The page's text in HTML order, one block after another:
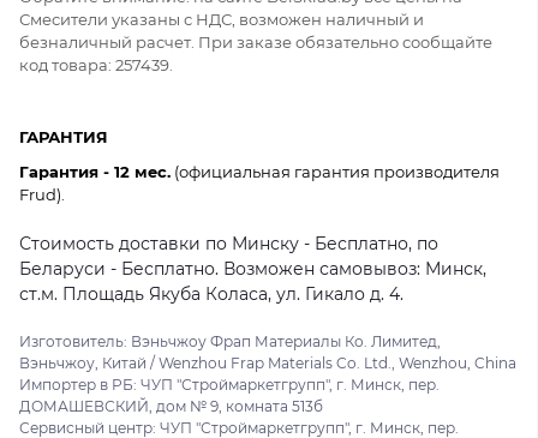
Смесители указаны с НДС, возможен наличный и
безналичный расчет. При заказе обязательно сообщайте
код товара: 257439.
ГАРАНТИЯ
Гарантия - 12 мес. (официальная гарантия производителя
Frud).
Стоимость доставки по Минску - Бесплатно, по
Беларуси - Бесплатно. Возможен самовывоз: Минск,
ст.м. Площадь Якуба Коласа, ул. Гикало д. 4.
Изготовитель: Вэньчжоу Фрап Материалы Ко. Лимитед,
Вэньчжоу, Китай / Wenzhou Frap Materials Co. Ltd., Wenzhou, China
Импортер в РБ: ЧУП "Строймаркетгрупп", г. Минск, пер.
ДОМАШЕВСКИЙ, дом № 9, комната 513б
Сервисный центр: ЧУП "Строймаркетгрупп", г. Минск, пер.